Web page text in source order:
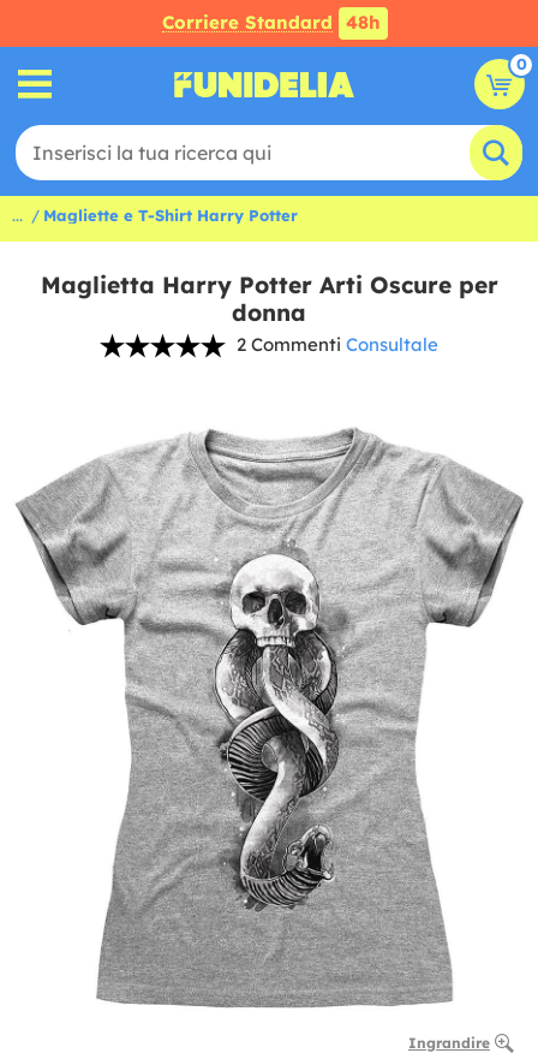
Corriere Standard 48h
0
... Magliette e T-Shirt Harry Potter
Maglietta Harry Potter Arti Oscure per
donna
2 Commenti Consultale
Ingrandire